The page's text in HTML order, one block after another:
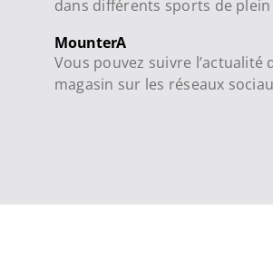
dans différents sports de plein
MounterA
Vous pouvez suivre l’actualité
magasin sur les réseaux